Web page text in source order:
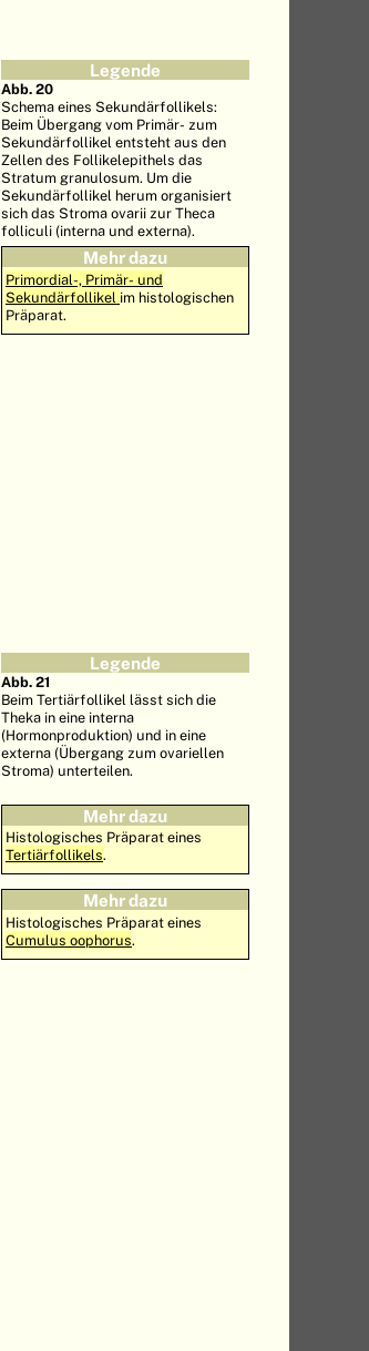
Legende
Abb. 20
Schema eines Sekundärfollikels:
Beim Übergang vom Primär- zum
Sekundärfollikel entsteht aus den
Zellen des Follikelepithels das
Stratum granulosum. Um die
Sekundärfollikel herum organisiert
sich das Stroma ovarii zur Theca
folliculi (interna und externa).
Mehr dazu
Primordial-, Primär- und
Sekundärfollikel im histologischen
Präparat.
Legende
Abb. 21
Beim Tertiärfollikel lässt sich die
Theka in eine interna
(Hormonproduktion) und in eine
externa (Übergang zum ovariellen
Stroma) unterteilen.
Mehr dazu
Histologisches Präparat eines
Tertiärfollikels.
Mehr dazu
Histologisches Präparat eines
Cumulus oophorus.